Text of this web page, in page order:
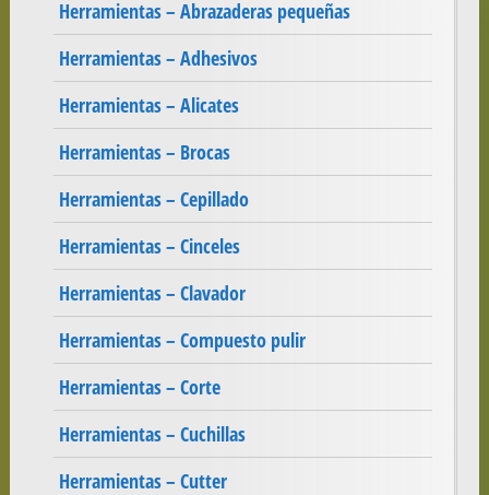
Herramientas – Abrazaderas pequeñas
Herramientas – Adhesivos
Herramientas – Alicates
Herramientas – Brocas
Herramientas – Cepillado
Herramientas – Cinceles
Herramientas – Clavador
Herramientas – Compuesto pulir
Herramientas – Corte
Herramientas – Cuchillas
Herramientas – Cutter